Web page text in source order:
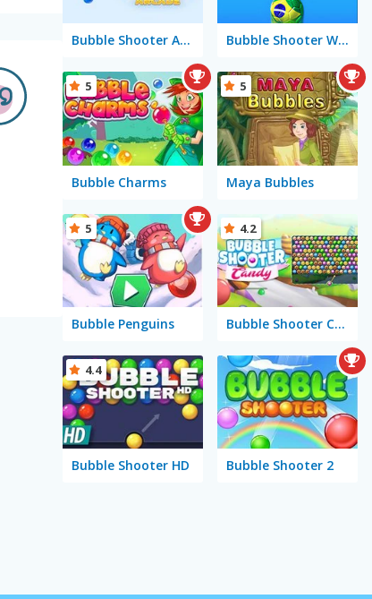
Bubble Shooter Arcade Bubble Shooter World Cup
Bubble Charms
5
Maya Bubbles
5
Bubble Penguins
5
Bubble Shooter Candy
4.2
Bubble Shooter HD
4.4
Bubble Shooter 2